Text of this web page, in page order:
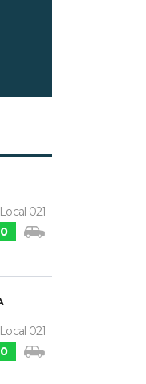
021
021